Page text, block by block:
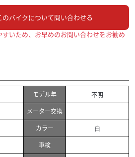
のバイクについて問い合わせる
いため、お早めのお問い合わせをお勧め
モデル年
不明
メーター交換
カラー
白
車検